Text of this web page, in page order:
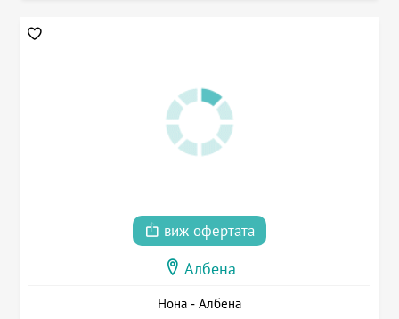
виж офертата
Албена
Нона - Албена